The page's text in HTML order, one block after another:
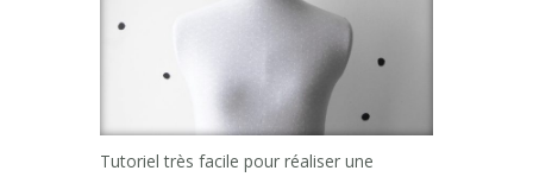
Tutoriel très facile pour réaliser une